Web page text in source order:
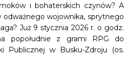
i bohaterskich czynów? A
wojownika, sprytnego
Już 9 stycznia 2026 r. o godz.
popołudnie z grami RPG do
Publicznej w Busku-Zdroju (os.